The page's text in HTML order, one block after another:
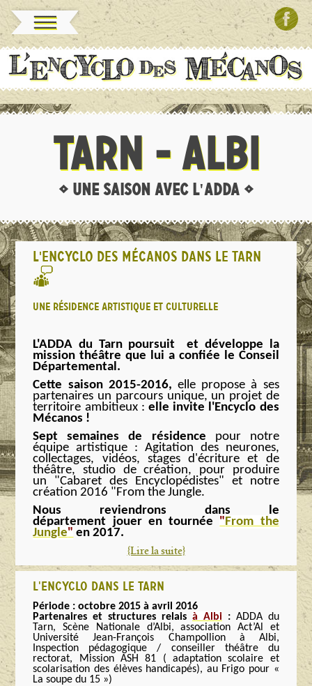
TARN - ALBI
• UNE SAISON AVEC L'ADDA •
L'ENCYCLO DES MÉCANOS DANS LE TARN
UNE RÉSIDENCE ARTISTIQUE ET CULTURELLE
L'ADDA du Tarn poursuit et développe la
mission théâtre que lui a confiée le Conseil
Départemental.
Cette saison 2015-2016, elle propose à ses
partenaires un parcoursunique, un projet de
territoire ambitieux : elle invite l'Encyclo des
Mécanos !
Sept semaines de résidence pour notre
équipe artistique : Agitation des neurones,
collectages, vidéos, stages d'écriture et de
théâtre, studio de création, pour produire
un "Cabaret des Encyclopédistes" et notre
création 2016 "From the Jungle.
Nous reviendrons dans le
département jouer en tournée "From the
Jungle" en 2017.
{Lire la suite}
L'ENCYCLO DANS LE TARN
Période : octobre 2015 à avril 2016
Partenaires et structures relais à Albi:ADDA du
Tarn, Scène Nationale d’Albi, association Act’Al et
Université Jean-François Champollion à Albi,
Inspection pédagogique / conseiller théâtre du
rectorat, Mission ASH 81 ( adaptation scolaire et
scolarisation des élèves handicapés), au Frigo pour «
La soupe du 15 »)